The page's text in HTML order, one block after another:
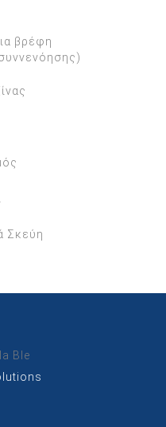
βρέφη
Σκεύη
Ble